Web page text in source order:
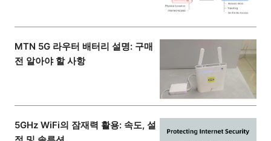
MTN 5G 라우터 배터리 설명: 구매
전 알아야 할 사항
5GHz WiFi의 잠재력 활용: 속도, 설